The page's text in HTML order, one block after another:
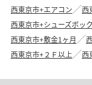
西東京市+エアコン
西
西東京市+シューズボッ
西東京市+敷金1ヶ月
西東京市+２Ｆ以上
西